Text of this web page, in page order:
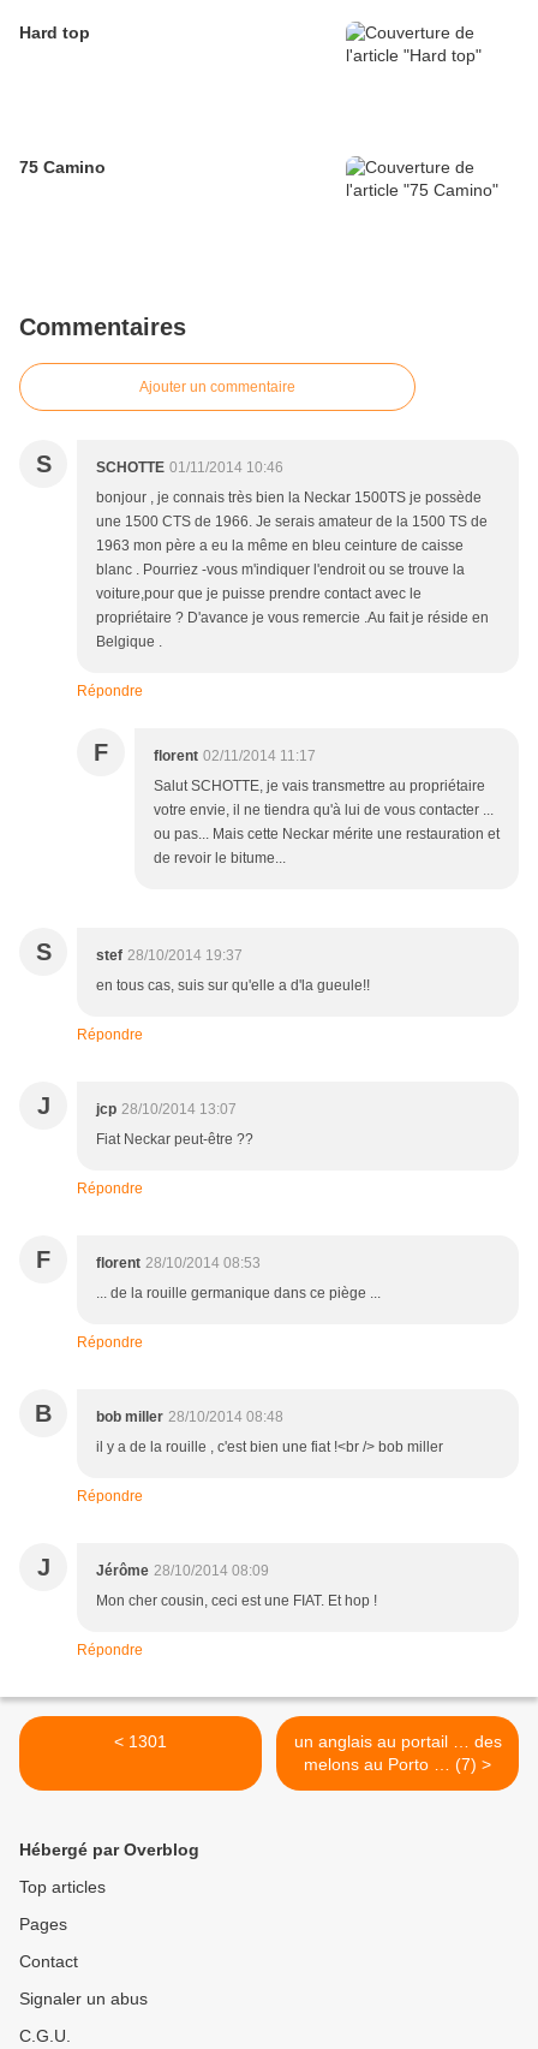
Hard top
75 Camino
Commentaires
Ajouter un commentaire
S SCHOTTE 01/11/2014 10:46
bonjour , je connais très bien la Neckar 1500TS je possède
une 1500 CTS de 1966. Je serais amateur de la 1500 TS de
1963 mon père a eu la même en bleu ceinture de caisse
blanc . Pourriez -vous m'indiquer l'endroit ou se trouve la
voiture,pour que je puisse prendre contact avec le
propriétaire ? D'avance je vous remercie .Au fait je réside en
Belgique .
Répondre
F florent 02/11/2014 11:17
Salut SCHOTTE, je vais transmettre au propriétaire
votre envie, il ne tiendra qu'à lui de vous contacter ...
ou pas... Mais cette Neckar mérite une restauration et
de revoir le bitume...
S stef 28/10/2014 19:37
en tous cas, suis sur qu'elle a d'la gueule!!
Répondre
J jcp 28/10/2014 13:07
Fiat Neckar peut-être ??
Répondre
F florent 28/10/2014 08:53
... de la rouille germanique dans ce piège ...
Répondre
B bob miller 28/10/2014 08:48
il y a de la rouille , c'est bien une fiat !<br /> bob miller
Répondre
J Jérôme 28/10/2014 08:09
Mon cher cousin, ceci est une FIAT. Et hop !
Répondre
< 1301
un anglais au portail … des
melons au Porto … (7) >
Hébergé par Overblog
Top articles
Pages
Contact
Signaler un abus
C.G.U.